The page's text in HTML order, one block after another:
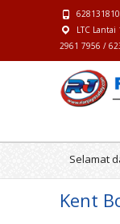
LTC
2961 7956 /
Selamat
Kent